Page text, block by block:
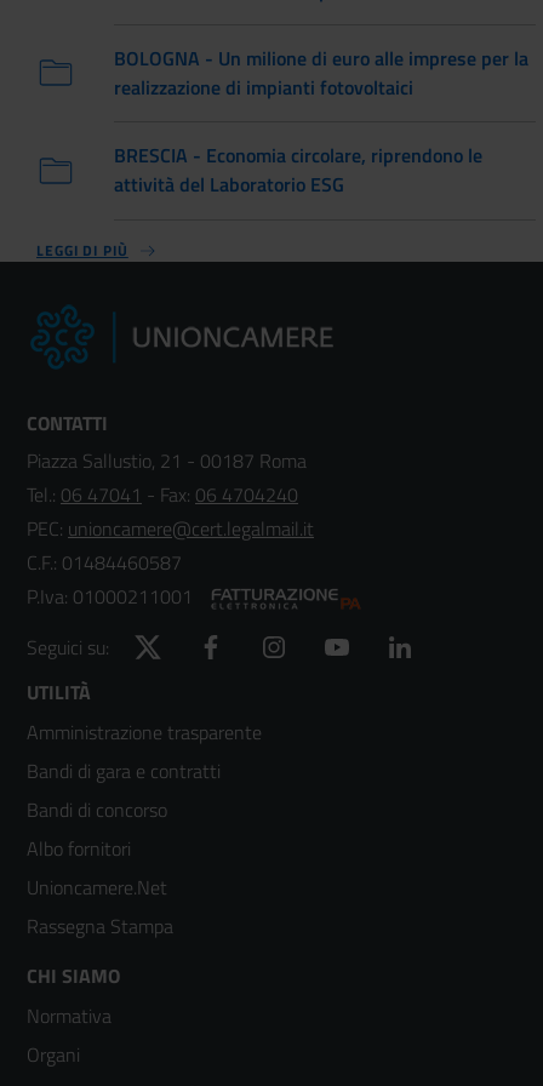
BOLOGNA - Un milione di euro alle imprese per la
realizzazione di impianti fotovoltaici
BRESCIA - Economia circolare, riprendono le
attività del Laboratorio ESG
LEGGI DI PIÙ
CONTATTI
Piazza Sallustio, 21 - 00187 Roma
Tel.: 06 47041 - Fax: 06 4704240
PEC: unioncamere@cert.legalmail.it
C.F.: 01484460587
P.Iva: 01000211001
Seguici su:
Twitter Facebook Instagram YouTube
Footer
menù
colonna
2
UTILITÀ
Amministrazione trasparente
Bandi di gara e contratti
Bandi di concorso
Albo fornitori
Unioncamere.Net
Rassegna Stampa
Footer
menù
CHI SIAMO
Normativa
Organi